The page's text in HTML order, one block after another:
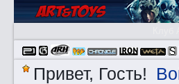
Привет, Гость!